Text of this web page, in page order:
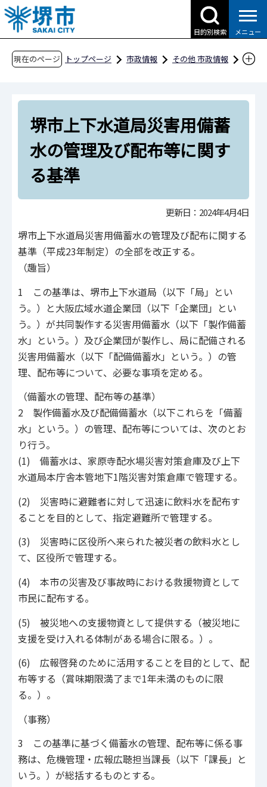
こ
の
ペ
目的別検索 メニュー
現在のページ トップページ 市政情報
その他 市政情報
公営企業
堺市上下水道局災害用備蓄水の管理及び配布等
に関する基準
堺市上下水道局災害用備蓄
水の管理及び配布等に関す
る基準
更新日：2024年4月4日
堺市上下水道局災害用備蓄水の管理及び配布に関する
基準（平成23年制定）の全部を改正する。
（趣旨）
1 この基準は、堺市上下水道局（以下「局」とい
う。）と大阪広域水道企業団（以下「企業団」とい
う。）が共同製作する災害用備蓄水（以下「製作備蓄
水」という。）及び企業団が製作し、局に配備される
災害用備蓄水（以下「配備備蓄水」という。）の管
理、配布等について、必要な事項を定める。
（備蓄水の管理、配布等の基準）
2 製作備蓄水及び配備備蓄水（以下これらを「備蓄
水」という。）の管理、配布等については、次のとお
り行う。
(1) 備蓄水は、家原寺配水場災害対策倉庫及び上下
水道局本庁舎本管地下1階災害対策倉庫で管理する。
(2) 災害時に避難者に対して迅速に飲料水を配布す
ることを目的として、指定避難所で管理する。
(3) 災害時に区役所へ来られた被災者の飲料水とし
て、区役所で管理する。
(4) 本市の災害及び事故時における救援物資として
市民に配布する。
(5) 被災地への支援物資として提供する（被災地に
支援を受け入れる体制がある場合に限る。）。
(6) 広報啓発のために活用することを目的として、配
布等する（賞味期限満了まで1年未満のものに限
る。）。
（事務）
3 この基準に基づく備蓄水の管理、配布等に係る事
務は、危機管理・広報広聴担当課長（以下「課長」と
いう。）が総括するものとする。